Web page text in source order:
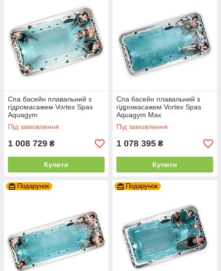
Спа басейн плавальний з
гідромасажем Vortex Spas
Aquagym
Під замовлення
1 008 729 ₴
Купити
Спа басейн плавальний з
гідромасажем Vortex Spas
Aquagym Max
Під замовлення
1 078 395 ₴
Купити
Подарунок Подарунок